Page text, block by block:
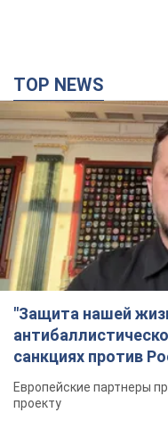
TOP NEWS
"Защита нашей
санкциях против
Видео
Европейские партнеры
проекту